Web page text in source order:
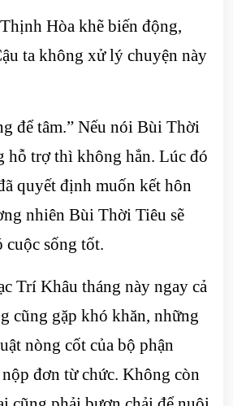
Hòa khẽ biến động,
ta không xử lý chuyện này
để tâm.” Nếu nói Bùi Thời
hỗ trợ thì không hẳn. Lúc đó
quyết định muốn kết hôn
nhiên Bùi Thời Tiêu sẽ
cuộc sống tốt.
Trí Khâu tháng này ngay cả
cũng gặp khó khăn, những
nòng cốt của bộ phận
đơn từ chức. Không còn